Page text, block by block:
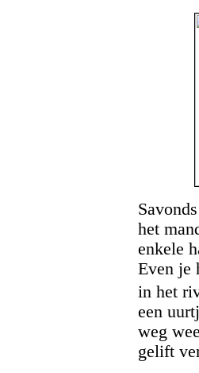
het
enkele
Even je
in het
een
weg
gelift